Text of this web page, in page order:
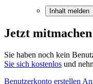
Inhalt melden
Jetzt
Sie haben noch kein
Sie sich kostenlos und
Benutzerkonto erstellen